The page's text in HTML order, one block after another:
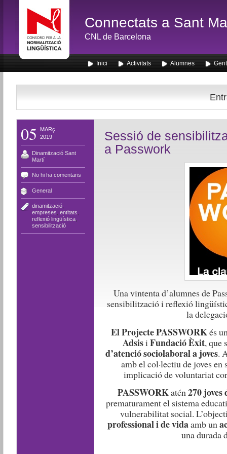
Connectats a Sant
CNL de Barcelona
Inici Activitats Alumnes
05
MARç
2019
Dinamització Sant
Martí
No hi ha comentaris
General
dinamització,
empreses entitats
reflexió lingüística,
sensibilització
Sessió de
a Passwork
Una vintenta d’alumnes de
sensibilització i reflexió
la
El Projecte PASSWORKés
AdsisiFundació Èxit, que
d’atenció sociolaboral a joves.
amb el col·lectiu de joves
implicació de voluntariat
PASSWORKatén270 joves
prematurament el sistema
vulnerabilitat social.
professional i de vidaamb un
una durada